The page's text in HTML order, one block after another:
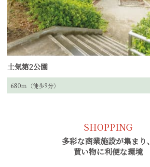
土気第2公園
680ｍ（徒歩9分）
SHOPPING
多彩な商業施設が集まり、
買い物に利便な環境